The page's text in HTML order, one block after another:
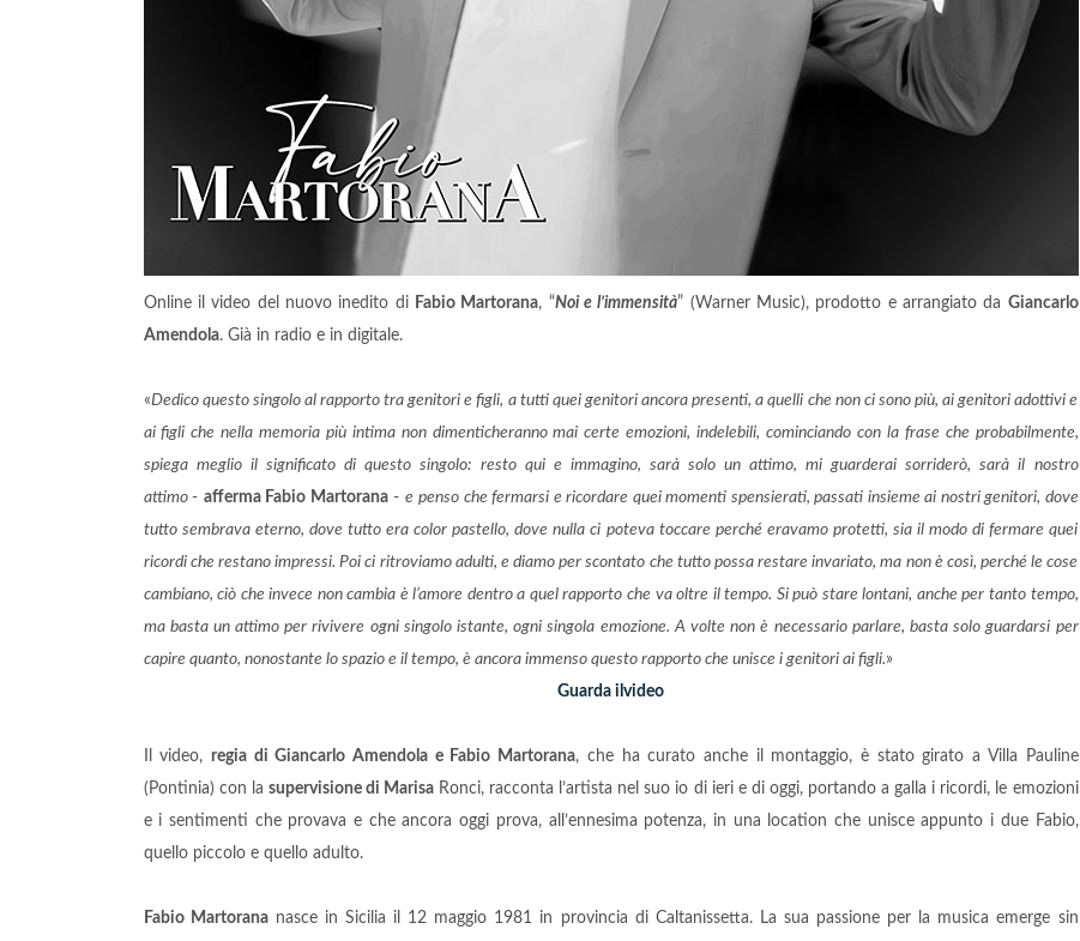
Online il video del nuovo inedito di Fabio Martorana, “Noi e l’immensità” (Warner Music), prodotto e arrangiato da Giancarlo
Amendola. Già in radio e in digitale.
«Dedico questo singolo al rapporto tra genitori e figli, a tutti quei genitori ancora presenti, a quelli che non ci sono più, ai genitori adottivi e
ai figli che nella memoria più intima non dimenticheranno mai certe emozioni, indelebili, cominciando con la frase che probabilmente,
spiega meglio il significato di questo singolo: resto qui e immagino, sarà solo un attimo, mi guarderai sorriderò, sarà il nostro
attimo - afferma Fabio Martorana- e penso che fermarsi e ricordare quei momenti spensierati, passati insieme ai nostri genitori, dove
tutto sembrava eterno, dove tutto era color pastello, dove nulla ci poteva toccare perché eravamo protetti, sia il modo di fermare quei
ricordi che restano impressi. Poi ci ritroviamo adulti, e diamo per scontato che tutto possa restare invariato, ma non è così, perché le cose
cambiano, ciò che invece non cambia è l’amore dentro a quel rapporto che va oltre il tempo. Si può stare lontani, anche per tanto tempo,
ma basta un attimo per rivivere ogni singolo istante, ogni singola emozione. A volte non è necessario parlare, basta solo guardarsi per
capire quanto, nonostante lo spazio e il tempo, è ancora immenso questo rapporto che unisce i genitori ai figli.»
Guarda ilvideo
Il video, regia di Giancarlo Amendola e Fabio Martorana, che ha curato anche il montaggio, è stato girato a Villa Pauline
(Pontinia) con la supervisione di MarisaRonci, racconta l’artista nel suo io di ieri e di oggi, portando a galla i ricordi, le emozioni
e i sentimenti che provava e che ancora oggi prova, all’ennesima potenza, in una location che unisce appunto i due Fabio,
quello piccolo e quello adulto.
Fabio Martorananasce in Sicilia il 12 maggio 1981 in provincia di Caltanissetta. La sua passione per la musica emerge sin